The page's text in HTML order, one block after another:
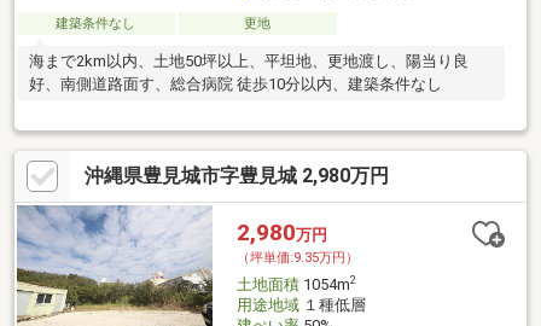
建築条件なし 更地
海まで2km以内、土地50坪以上、平坦地、更地渡し、陽当り良
好、南側道路面す、総合病院 徒歩10分以内、建築条件なし
沖縄県豊見城市字豊見城 2,980万円
2,980万円
（坪単価:9.35万円）
土地面積1054m2
用途地域１種低層